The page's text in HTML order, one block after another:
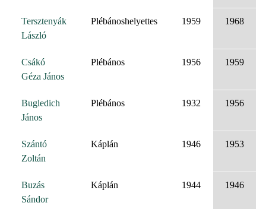
Tersztenyák
László
Plébánoshelyettes 1959 1968
Csákó
Géza János
Plébános 1956 1959
Bugledich
János
Plébános 1932 1956
Szántó
Zoltán
Káplán 1946 1953
Buzás
Sándor
Káplán 1944 1946